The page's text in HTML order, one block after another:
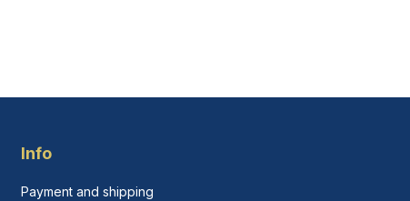
Info
Payment and shipping